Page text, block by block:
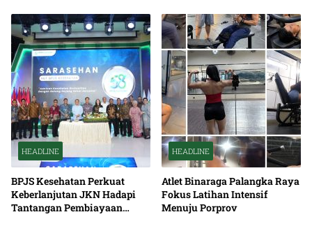
HEADLINE
BPJS Kesehatan Perkuat
Keberlanjutan JKN Hadapi
Tantangan Pembiayaan
HEADLINE
Atlet Binaraga Palangka Raya
Fokus Latihan Intensif
Menuju Porprov